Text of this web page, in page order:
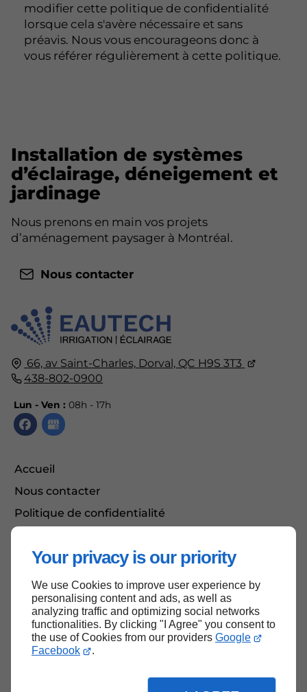
Your privacy is our priority
We use Cookies to improve user experience by
personalising content and ads, as well as
analyzing traffic and optimizing social networks
functionalities. By clicking "I Agree" you consent to
the use of Cookies from our providers Google
Facebook
.
modifier cette politique de confidentialité
lorsque cela s'avère nécessaire et sans
préavis. Nous vous encourageons donc à
vous référer régulièrement à cette politique.
66, av Saint-Charles, Dorval, QC H9S 3T3
438-802-0900
Lun - Ven : 08h - 17h
Accueil
Nous contacter
Politique de confidentialité
Installation de systèmes
d’éclairage, déneigement et
jardinage
Nous prenons en main vos projets
d’aménagement paysager à Montréal.
Nous contacter
Haut de page